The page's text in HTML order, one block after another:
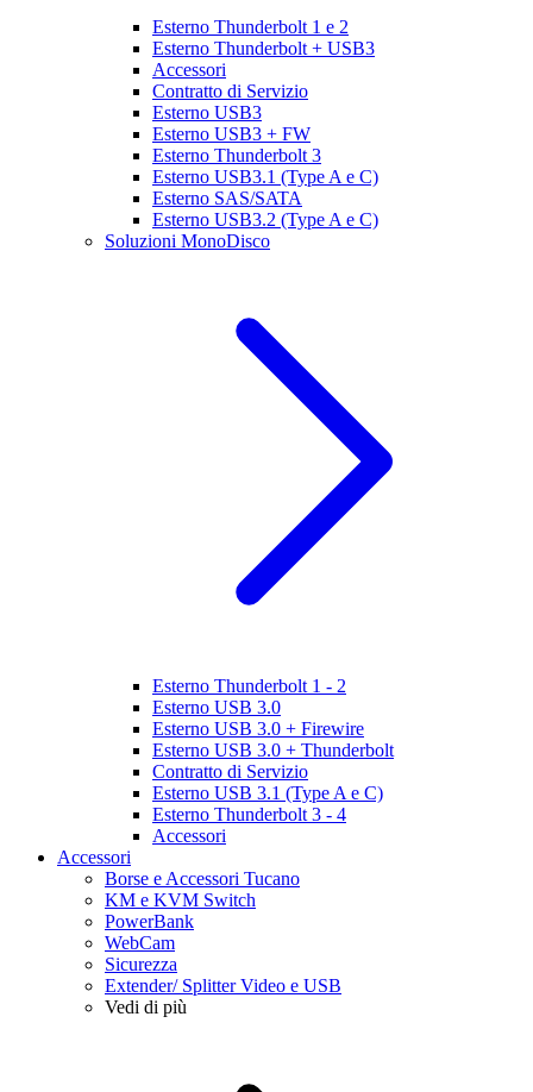
Esterno Thunderbolt 1 e 2
Esterno Thunderbolt + USB3
Accessori
Contratto di Servizio
Esterno USB3
Esterno USB3 + FW
Esterno Thunderbolt 3
Esterno USB3.1 (Type A e C)
Esterno SAS/SATA
Esterno USB3.2 (Type A e C)
Soluzioni MonoDisco
Esterno Thunderbolt 1 - 2
Esterno USB 3.0
Esterno USB 3.0 + Firewire
Esterno USB 3.0 + Thunderbolt
Contratto di Servizio
Esterno USB 3.1 (Type A e C)
Esterno Thunderbolt 3 - 4
Accessori
Accessori
Borse e Accessori Tucano
KM e KVM Switch
PowerBank
WebCam
Sicurezza
Extender/ Splitter Video e USB
Vedi di più